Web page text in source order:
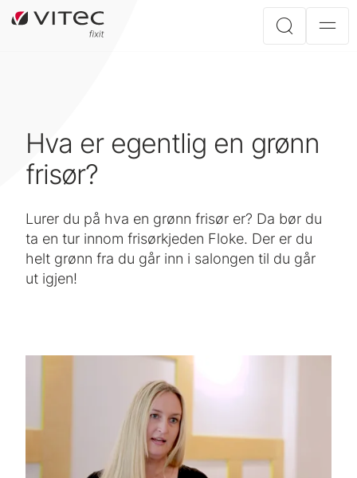
Hva er egentlig en grønn
frisør?
Lurer du på hva en grønn frisør er? Da bør du
ta en tur innom frisørkjeden Floke. Der er du
helt grønn fra du går inn i salongen til du går
ut igjen!